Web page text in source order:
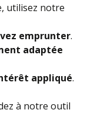
utilisez notre
emprunter.
adaptée
appliqué.
à notre outil